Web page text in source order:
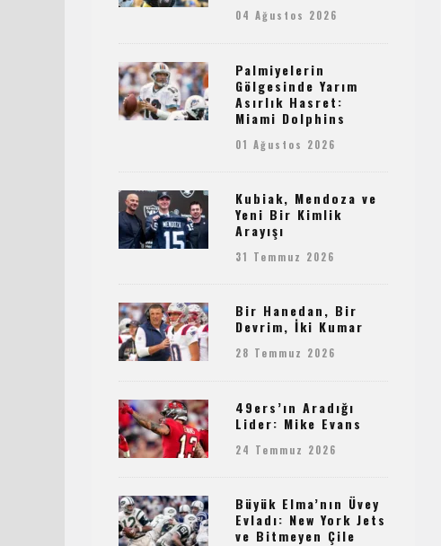
04 Ağustos 2026
Palmiyelerin
Gölgesinde Yarım
Asırlık Hasret:
Miami Dolphins
01 Ağustos 2026
Kubiak, Mendoza ve
Yeni Bir Kimlik
Arayışı
31 Temmuz 2026
Bir Hanedan, Bir
Devrim, İki Kumar
28 Temmuz 2026
49ers’ın Aradığı
Lider: Mike Evans
24 Temmuz 2026
Büyük Elma’nın Üvey
Evladı: New York Jets
ve Bitmeyen Çile